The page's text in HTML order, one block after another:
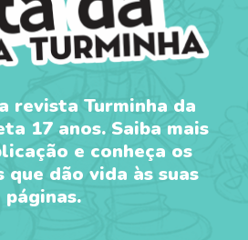
revista Turminha da
17 anos. Saiba mais
e conheça os
que dão vida às suas
páginas.